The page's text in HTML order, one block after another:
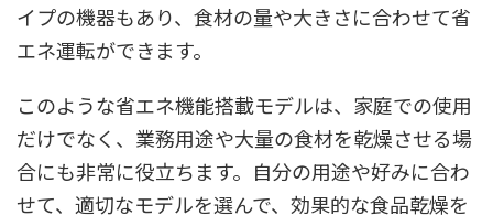
イプの機器もあり、食材の量や大きさに合わせて省
エネ運転ができます。
このような省エネ機能搭載モデルは、家庭での使用
だけでなく、業務用途や大量の食材を乾燥させる場
合にも非常に役立ちます。自分の用途や好みに合わ
せて、適切なモデルを選んで、効果的な食品乾燥を